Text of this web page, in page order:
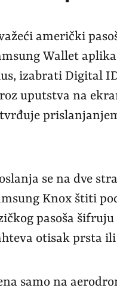
američki
Wallet
izabrati Digital
uputstva na
se na dve
Knox štiti
pasoša
otisak prsta ili
samo na